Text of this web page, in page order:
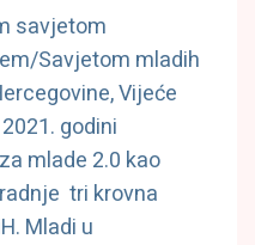
savjetom
Savjetom mladih
Vijeće
godini
mlade 2.0 kao
tri krovna
Mladi u